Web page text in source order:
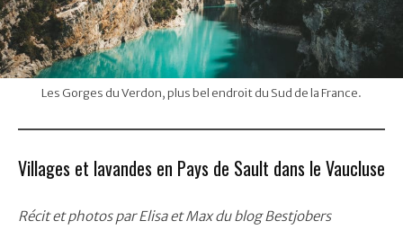
Les Gorges du Verdon, plus bel endroit du Sud de la France.
Villages et lavandes en Pays de Sault dans le Vaucluse
Récit et photos par Elisa et Max du blog Bestjobers